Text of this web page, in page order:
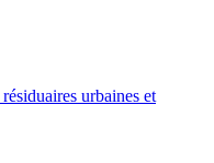
urbaines et